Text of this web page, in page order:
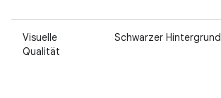
Visuelle
Qualität
Schwarzer Hintergrund